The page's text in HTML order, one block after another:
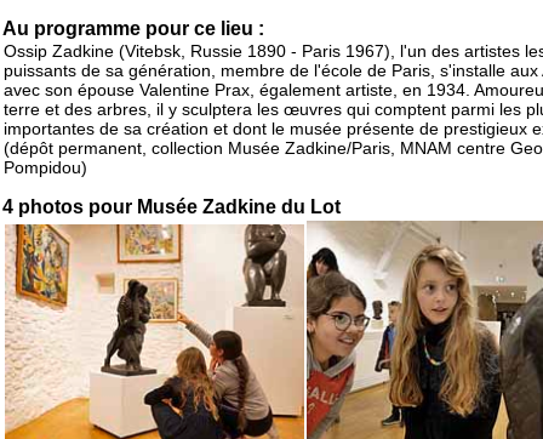
Au programme pour ce lieu :
Ossip Zadkine (Vitebsk, Russie 1890 - Paris 1967), l'un des artistes
puissants de sa génération, membre de l'école de Paris, s'installe aux
avec son épouse Valentine Prax, également artiste, en 1934.
terre et des arbres, il y sculptera les œuvres qui comptent parmi les
importantes de sa création et dont le musée présente de prestigieux
(dépôt permanent, collection Musée Zadkine/Paris, MNAM centre
Pompidou)
4 photos pour Musée Zadkine du Lot